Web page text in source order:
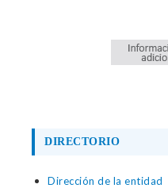
DIRECTORIO
Dirección de la entidad